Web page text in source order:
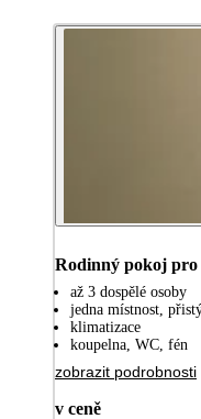
Rodinný pokoj pro
až 3 dospělé osoby
jedna místnost,
klimatizace
koupelna, WC, fén
zobrazit podrobnosti
v ceně